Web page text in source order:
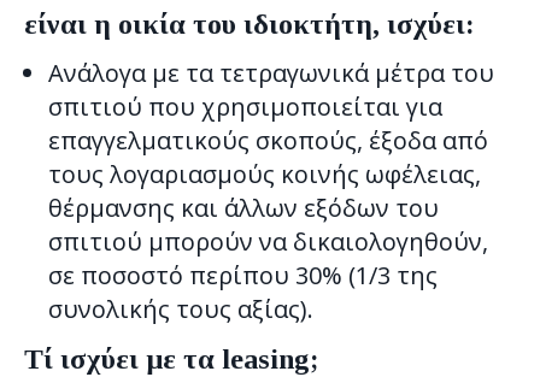
είναι η οικία του ιδιοκτήτη, ισχύει:
Ανάλογα με τα τετραγωνικά μέτρα του
σπιτιού που χρησιμοποιείται για
επαγγελματικούς σκοπούς, έξοδα από
τους λογαριασμούς κοινής ωφέλειας,
θέρμανσης και άλλων εξόδων του
σπιτιού μπορούν να δικαιολογηθούν,
σε ποσοστό περίπου 30% (1/3 της
συνολικής τους αξίας).
Τί ισχύει με τα leasing;